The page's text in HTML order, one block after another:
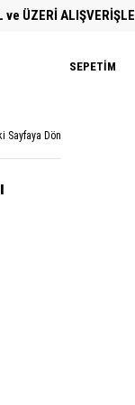
SEPETIM
Sayfaya Dön